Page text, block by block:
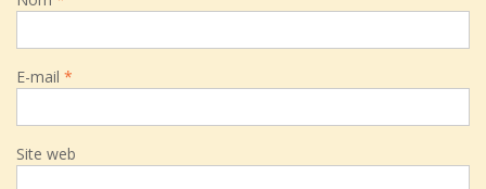
E-mail *
Site web